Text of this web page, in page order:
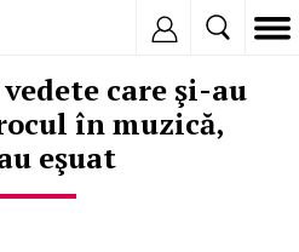
care şi-au
în muzică,
eşuat